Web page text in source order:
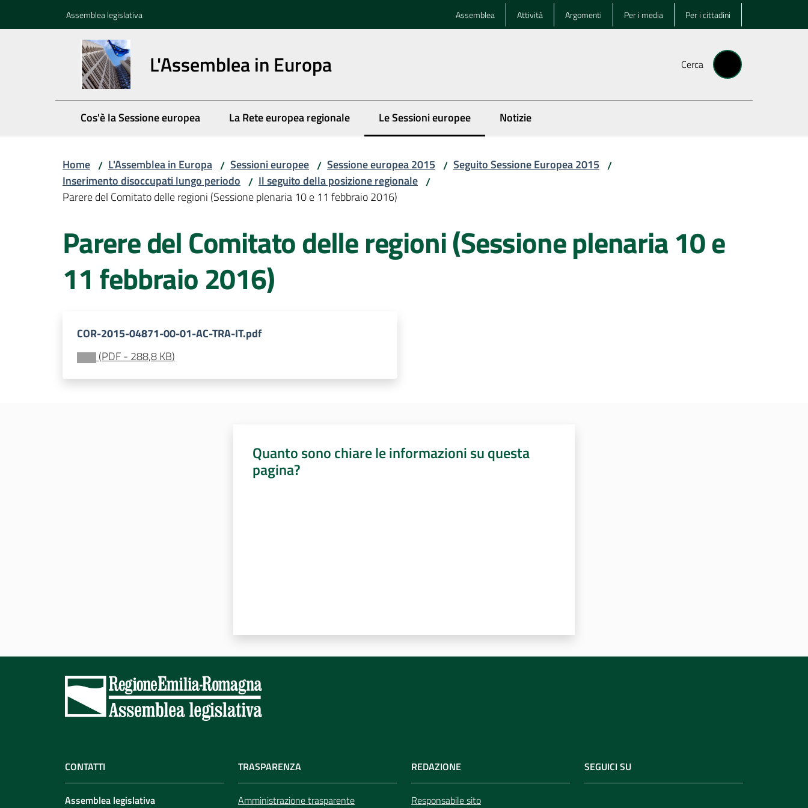
Assemblea legislativa Assemblea Attività Argomenti Per i media Per i cittadini
L'Assemblea in Europa Cerca
Cos'è la Sessione europea La Rete europea regionale Le Sessioni europee
Menu selezionato Notizie
Home / L'Assemblea in Europa / Sessioni europee / Sessione europea 2015 / Seguito Sessione Europea 2015 /
Inserimento disoccupati lungo periodo / Il seguito della posizione regionale /
Parere del Comitato delle regioni (Sessione plenaria 10 e 11 febbraio 2016)
Parere del Comitato delle regioni (Sessione plenaria 10 e
11 febbraio 2016)
COR-2015-04871-00-01-AC-TRA-IT.pdf
(PDF- 288,8 KB)
Quanto sono chiare le informazioni su questa
pagina?
CONTATTI
Assemblea legislativa
TRASPARENZA
Amministrazione trasparente
REDAZIONE
Responsabile sito
SEGUICI SU